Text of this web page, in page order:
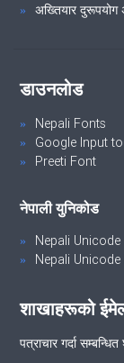
अख्तियार
डाउनलोड
Nepali Fonts
Google Input
Preeti Font
नेपाली युनिकोड
Nepali
Nepali
शाखाहरूको
पत्राचार गर्दा